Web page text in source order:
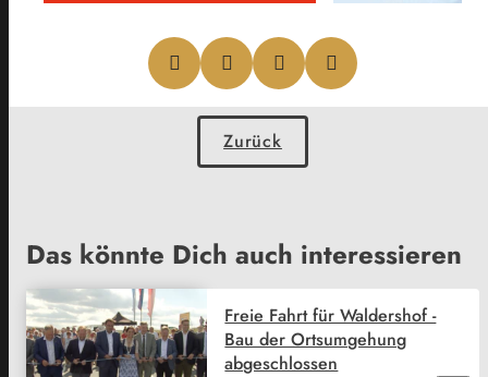
Zurück
Das könnte Dich auch interessieren
Freie Fahrt für Waldershof -
Bau der Ortsumgehung
abgeschlossen